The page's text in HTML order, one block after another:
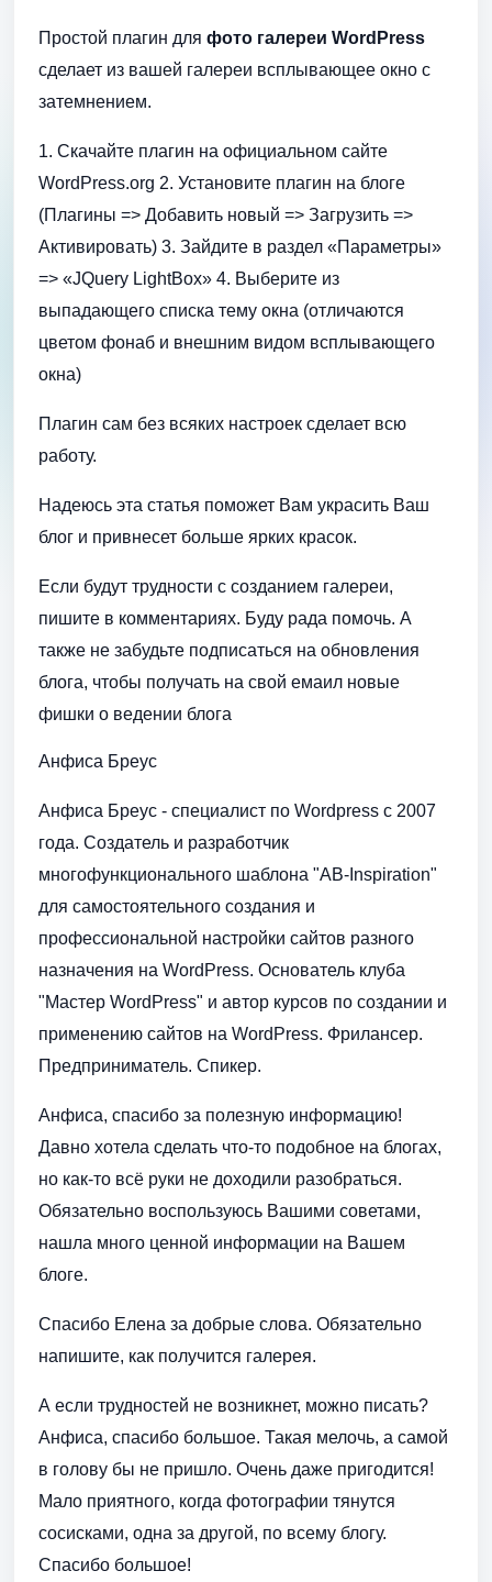
Простой плагин для фото галереи WordPress
сделает из вашей галереи всплывающее окно с
затемнением.
1. Скачайте плагин на официальном сайте
WordPress.org 2. Установите плагин на блоге
(Плагины => Добавить новый => Загрузить =>
Активировать) 3. Зайдите в раздел «Параметры»
=> «JQuery LightBox» 4. Выберите из
выпадающего списка тему окна (отличаются
цветом фонаб и внешним видом всплывающего
окна)
Плагин сам без всяких настроек сделает всю
работу.
Надеюсь эта статья поможет Вам украсить Ваш
блог и привнесет больше ярких красок.
Если будут трудности с созданием галереи,
пишите в комментариях. Буду рада помочь. А
также не забудьте подписаться на обновления
блога, чтобы получать на свой емаил новые
фишки о ведении блога
Анфиса Бреус
Анфиса Бреус - специалист по Wordpress с 2007
года. Создатель и разработчик
многофункционального шаблона "AB-Inspiration"
для самостоятельного создания и
профессиональной настройки сайтов разного
назначения на WordPress. Основатель клуба
"Мастер WordPress" и автор курсов по создании и
применению сайтов на WordPress. Фрилансер.
Предприниматель. Спикер.
Анфиса, спасибо за полезную информацию!
Давно хотела сделать что-то подобное на блогах,
но как-то всё руки не доходили разобраться.
Обязательно воспользуюсь Вашими советами,
нашла много ценной информации на Вашем
блоге.
Спасибо Елена за добрые слова. Обязательно
напишите, как получится галерея.
А если трудностей не возникнет, можно писать?
Анфиса, спасибо большое. Такая мелочь, а самой
в голову бы не пришло. Очень даже пригодится!
Мало приятного, когда фотографии тянутся
сосисками, одна за другой, по всему блогу.
Спасибо большое!